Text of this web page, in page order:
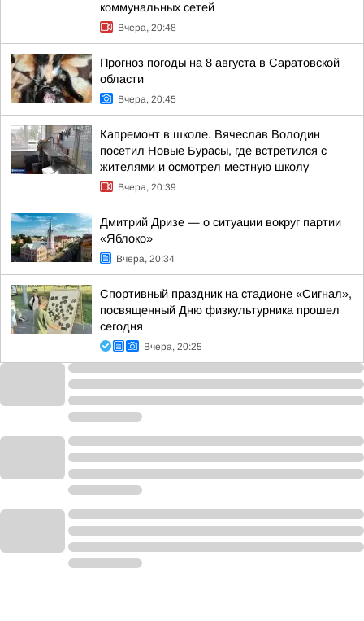
коммунальных сетей
Вчера, 20:48
Прогноз погоды на 8 августа в Саратовской
области
Вчера, 20:45
Капремонт в школе. Вячеслав Володин
посетил Новые Бурасы, где встретился с
жителями и осмотрел местную школу
Вчера, 20:39
Дмитрий Дризе — о ситуации вокруг партии
«Яблоко»
Вчера, 20:34
Спортивный праздник на стадионе «Сигнал»,
посвященный Дню физкультурника прошел
сегодня
Вчера, 20:25